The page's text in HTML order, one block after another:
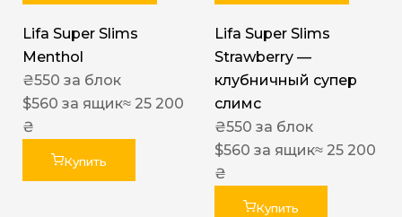
Lifa Super Slims
Menthol
₴550 за блок
$560 за ящик≈ 25 200
₴
Купить
Lifa Super Slims
Strawberry —
клубничный супер
слимс
₴550 за блок
$560 за ящик≈ 25 200
₴
Купить